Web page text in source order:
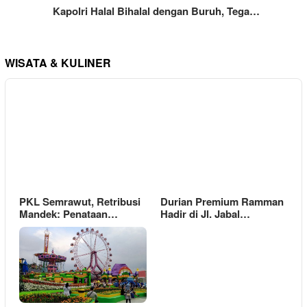
Kapolri Halal Bihalal dengan Buruh, Tega…
WISATA & KULINER
PKL Semrawut, Retribusi
Mandek: Penataan…
Durian Premium Ramman
Hadir di Jl. Jabal…